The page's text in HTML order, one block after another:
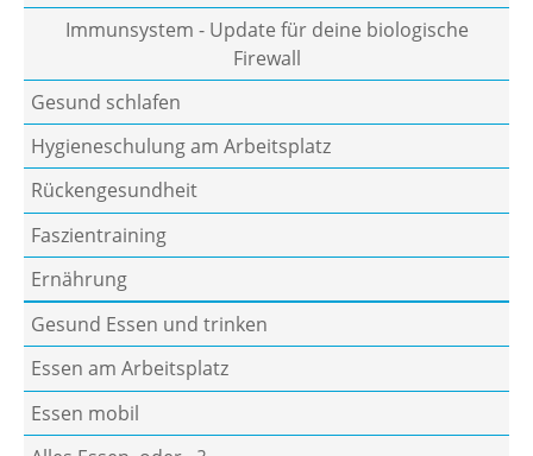
Immunsystem - Update für deine biologische
Firewall
Gesund schlafen
Hygieneschulung am Arbeitsplatz
Rückengesundheit
Faszientraining
Ernährung
Gesund Essen und trinken
Essen am Arbeitsplatz
Essen mobil